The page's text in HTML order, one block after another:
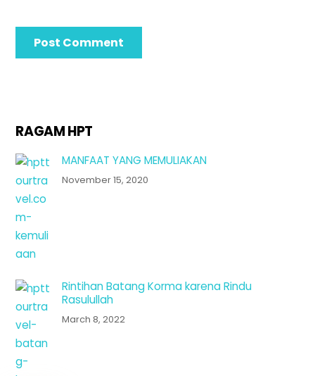
RAGAM HPT
MANFAAT YANG MEMULIAKAN
November 15, 2020
Rintihan Batang Korma karena Rindu
Rasulullah
March 8, 2022